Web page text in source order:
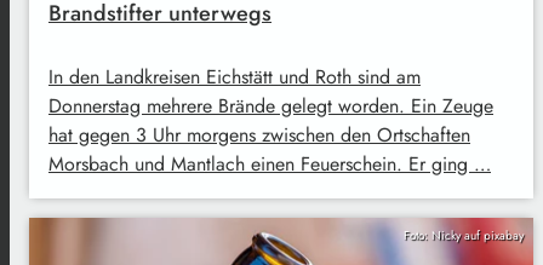
Brandstifter unterwegs
In den Landkreisen Eichstätt und Roth sind am
Donnerstag mehrere Brände gelegt worden. Ein Zeuge
hat gegen 3 Uhr morgens zwischen den Ortschaften
Morsbach und Mantlach einen Feuerschein. Er ging …
Foto: Nicky auf pixabay